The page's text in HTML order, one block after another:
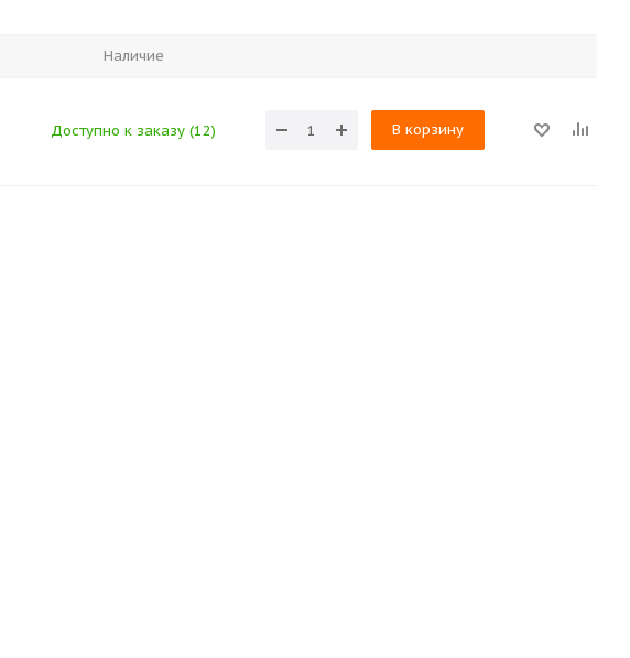
Наличие
Доступно к заказу (12) В корзину